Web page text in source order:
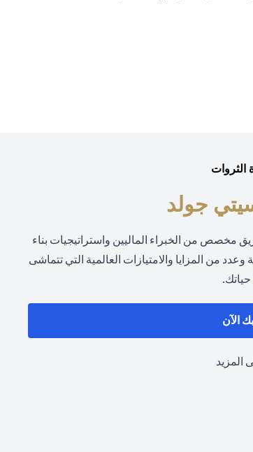
الثروات
جولد
من الخبراء الماليين واستراتيجيات بناء
من المزايا والامتيازات العالمية التي تتماشى
الآن
المزيد